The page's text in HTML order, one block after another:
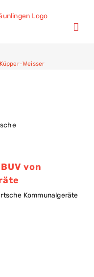
Küpper-Weisser
von
Kommunalgeräte